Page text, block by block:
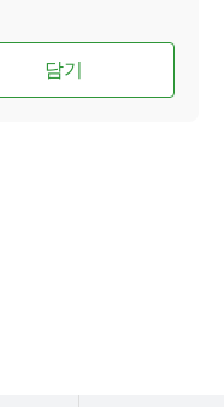
담기